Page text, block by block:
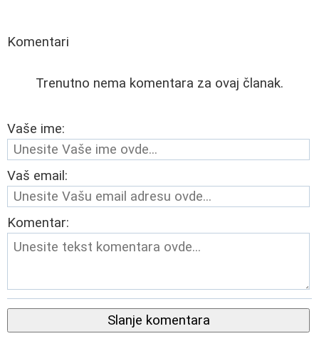
Komentari
Trenutno nema komentara za ovaj članak.
Vaše ime:
Vaš email:
Komentar:
Slanje komentara